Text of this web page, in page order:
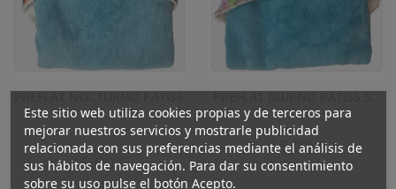
PREFLAT NOCTURNO PATISS
S...
15,00 €
PREFLAT DIURNO PATISS S...
15,00 €
Este sitio web utiliza cookies propias y de terceros para
mejorar nuestros servicios y mostrarle publicidad
relacionada con sus preferencias mediante el análisis de
sus hábitos de navegación. Para dar su consentimiento
sobre su uso pulse el botón Acepto.